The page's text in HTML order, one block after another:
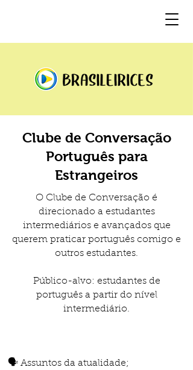
Clube de Conversação
Português para
Estrangeiros
O Clube de Conversação é
direcionado a estudantes
intermediários e avançados que
querem praticar português comigo e
outros estudantes.
​Público-alvo: estudantes de
português a partir do nível
intermediário.
🗣️ Assuntos da atualidade;